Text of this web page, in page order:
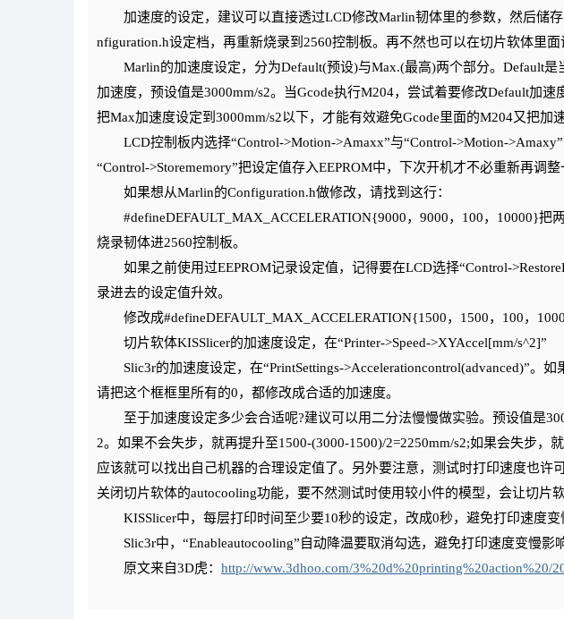
加速度的设定，建议可以直接透过LCD修改Marlin韧体里的参数，然后储存
nfiguration.h设定档，再重新烧录到2560控制板。再不然也可以在切片软体里面
Marlin的加速度设定，分为Default(预设)与Max.(最高)两个部分。Default是
加速度，预设值是3000mm/s2。当Gcode执行M204，尝试着要修改Default加
把Max加速度设定到3000mm/s2以下，才能有效避免Gcode里面的M204又把加
LCD控制板内选择“Control->Motion->Amaxx”与“Control->Motion-
“Control->Storememory”把设定值存入EEPROM中，下次开机才不必重新再调整
如果想从Marlin的Configuration.h做修改，请找到这行：
#defineDEFAULT_MAX_ACCELERATION{9000，9000，100，10000}把
烧录韧体进2560控制板。
如果之前使用过EEPROM记录设定值，记得要在LCD选择“Control-
录进去的设定值升效。
修改成#defineDEFAULT_MAX_ACCELERATION{1500，1500，100，
切片软体KISSlicer的加速度设定，在“Printer->Speed->XYAccel[mm/s^2]”
Slic3r的加速度设定，在“PrintSettings->Accelerationcontrol(advanced)”。如
请把这个框框里所有的0，都修改成合适的加速度。
至于加速度设定多少会合适呢?建议可以用二分法慢慢做实验。预设值是
2。如果不会失步，就再提升至1500-(3000-1500)/2=2250mm/s2;如果会失步，
应该就可以找出自己机器的合理设定值了。另外要注意，测试时打印速度也许
关闭切片软体的autocooling功能，要不然测试时使用较小件的模型，会让切片
KISSlicer中，每层打印时间至少要10秒的设定，改成0秒，避免打印速度变
Slic3r中，“Enableautocooling”自动降温要取消勾选，避免打印速度变慢影
原文来自3D虎： http://www.3dhoo.com/3%20d%20printing%20action%20/